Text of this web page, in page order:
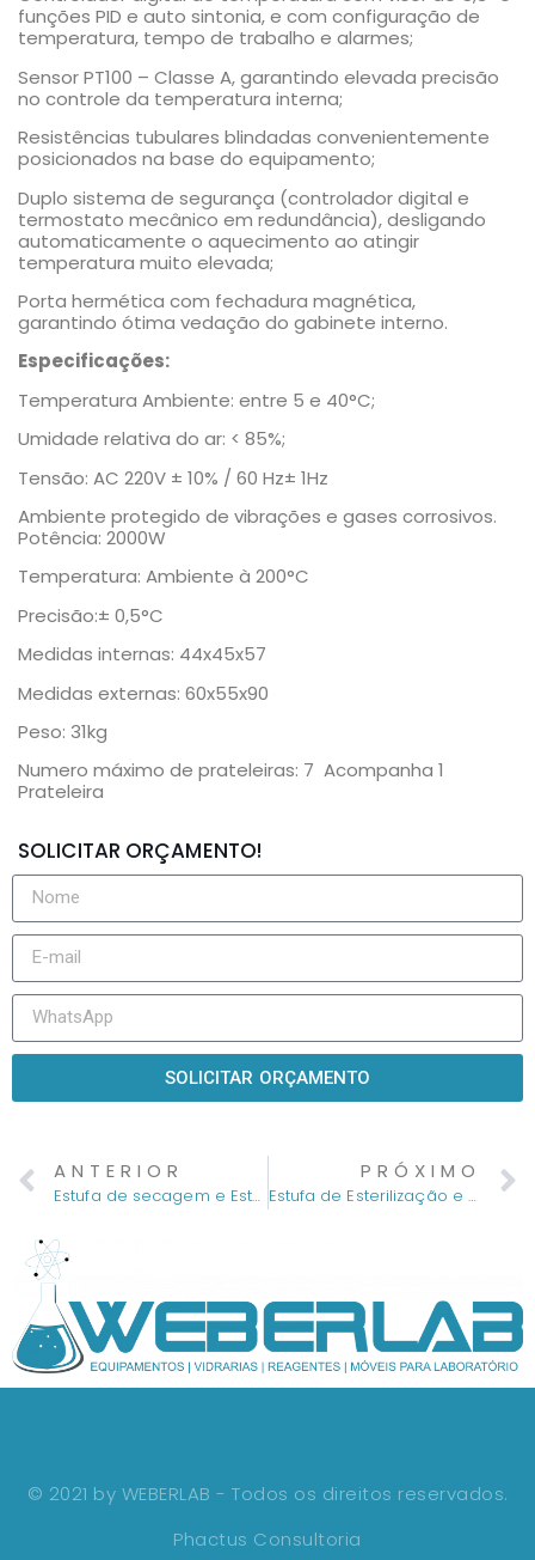
funções PID e auto sintonia, e com configuração de
temperatura, tempo de trabalho e alarmes;
Sensor PT100 – Classe A, garantindo elevada precisão
no controle da temperatura interna;
Resistências tubulares blindadas convenientemente
posicionados na base do equipamento;
Duplo sistema de segurança (controlador digital e
termostato mecânico em redundância), desligando
automaticamente o aquecimento ao atingir
temperatura muito elevada;
Porta hermética com fechadura magnética,
garantindo ótima vedação do gabinete interno.
Especificações:
Temperatura Ambiente: entre 5 e 40°C;
Umidade relativa do ar: < 85%;
Tensão: AC 220V ± 10% / 60 Hz± 1Hz
Ambiente protegido de vibrações e gases corrosivos.
Potência: 2000W
Temperatura: Ambiente à 200°C
Precisão:± 0,5°C
Medidas internas: 44x45x57
Medidas externas: 60x55x90
Peso: 31kg
Numero máximo de prateleiras: 7 Acompanha 1
Prateleira
SOLICITAR ORÇAMENTO!
SOLICITAR ORÇAMENTO
ANTERIOR
Estufa de secagem e Esterilização 90L
PRÓXIMO
Estufa de Esterilização e Secagem 150L
© 2021 by WEBERLAB - Todos os direitos reservados.
Phactus Consultoria